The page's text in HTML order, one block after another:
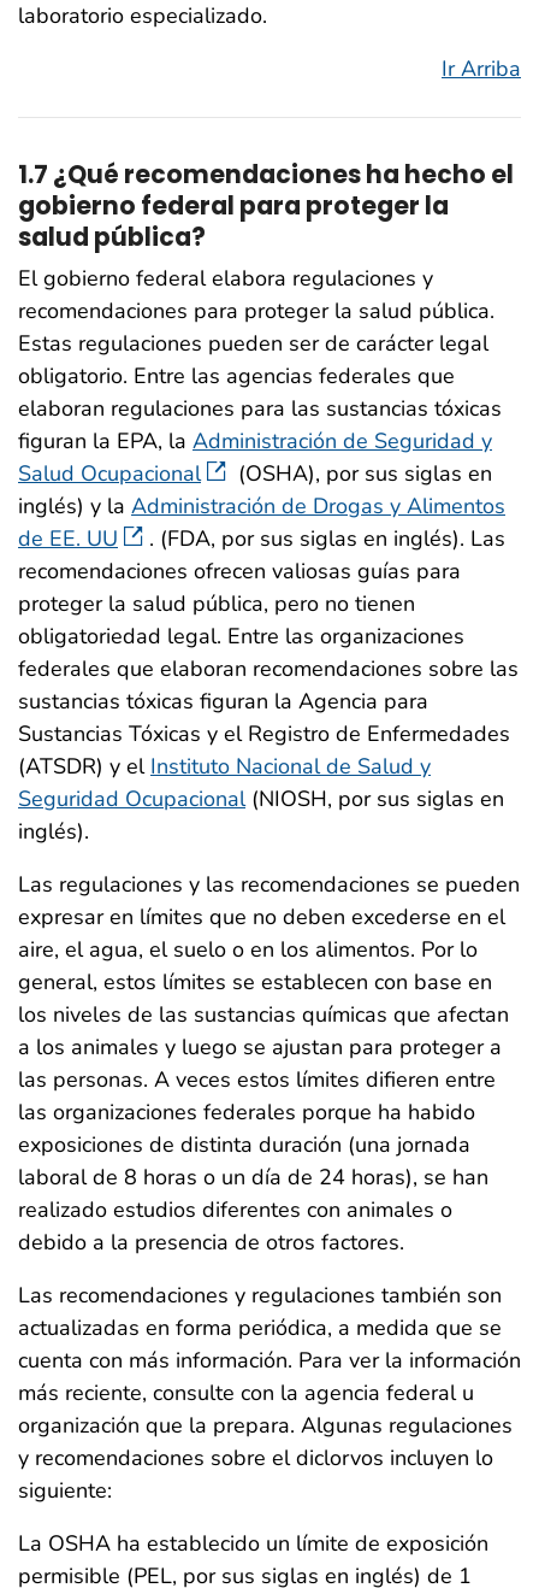
laboratorio especializado.
Ir Arriba
1.7 ¿Qué recomendaciones ha hecho el
gobierno federal para proteger la
salud pública?
El gobierno federal elabora regulaciones y
recomendaciones para proteger la salud pública.
Estas regulaciones pueden ser de carácter legal
obligatorio. Entre las agencias federales que
elaboran regulaciones para las sustancias tóxicas
figuran la EPA, la Administración de Seguridad y
Salud Ocupacional
(OSHA), por sus siglas en
inglés) y la Administración de Drogas y Alimentos
de EE. UU
. (FDA, por sus siglas en inglés). Las
recomendaciones ofrecen valiosas guías para
proteger la salud pública, pero no tienen
obligatoriedad legal. Entre las organizaciones
federales que elaboran recomendaciones sobre las
sustancias tóxicas figuran la Agencia para
Sustancias Tóxicas y el Registro de Enfermedades
(ATSDR) y el Instituto Nacional de Salud y
Seguridad Ocupacional(NIOSH, por sus siglas en
inglés).
Las regulaciones y las recomendaciones se pueden
expresar en límites que no deben excederse en el
aire, el agua, el suelo o en los alimentos. Por lo
general, estos límites se establecen con base en
los niveles de las sustancias químicas que afectan
a los animales y luego se ajustan para proteger a
las personas. A veces estos límites difieren entre
las organizaciones federales porque ha habido
exposiciones de distinta duración (una jornada
laboral de 8 horas o un día de 24 horas), se han
realizado estudios diferentes con animales o
debido a la presencia de otros factores.
Las recomendaciones y regulaciones también son
actualizadas en forma periódica, a medida que se
cuenta con más información. Para ver la información
más reciente, consulte con la agencia federal u
organización que la prepara. Algunas regulaciones
y recomendaciones sobre el diclorvos incluyen lo
siguiente:
La OSHA ha establecido un límite de exposición
permisible (PEL, por sus siglas en inglés) de 1